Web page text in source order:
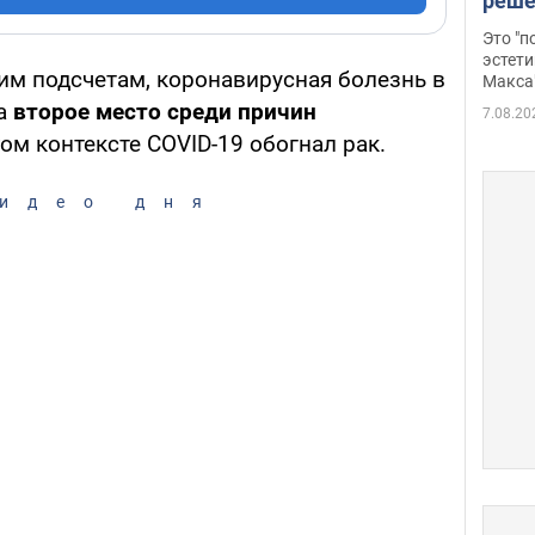
подсчетам, коронавирусная болезнь в
второе место среди причин
контексте COVID-19 обогнал рак.
дня
Это